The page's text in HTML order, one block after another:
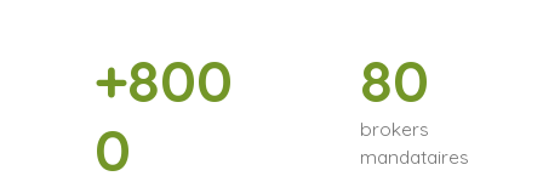
+800
0
80
brokers
mandataires